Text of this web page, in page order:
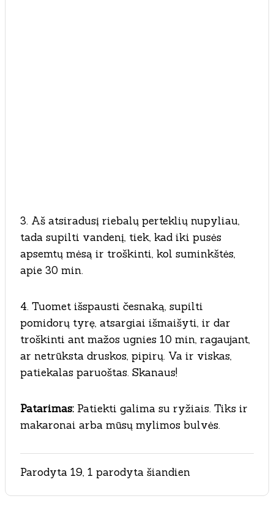
3. Aš atsiradusį riebalų perteklių nupyliau,
tada supilti vandenį, tiek, kad iki pusės
apsemtų mėsą ir troškinti, kol suminkštės,
apie 30 min.
4. Tuomet išspausti česnaką, supilti
pomidorų tyrę, atsargiai išmaišyti, ir dar
troškinti ant mažos ugnies 10 min, ragaujant,
ar netrūksta druskos, pipirų. Va ir viskas,
patiekalas paruoštas. Skanaus!
Patarimas: Patiekti galima su ryžiais. Tiks ir
makaronai arba mūsų mylimos bulvės.
Parodyta 19, 1 parodyta šiandien